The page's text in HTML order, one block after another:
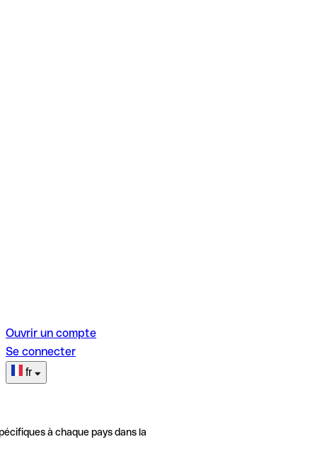
Ouvrir un compte
Se connecter
fr
à chaque pays dans la